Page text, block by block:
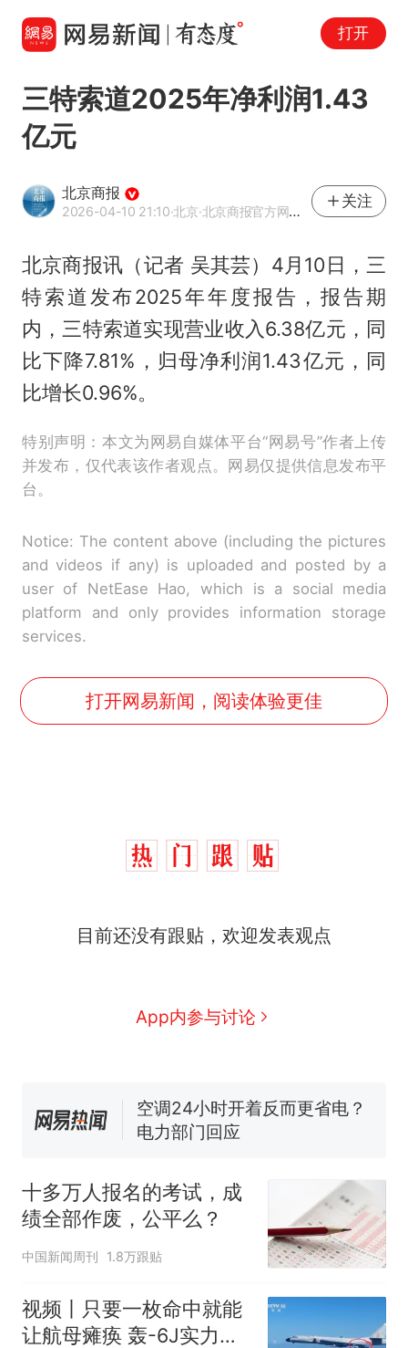
打开
三特索道2025年净利润1.43
亿元
北京商报
2026-04-10 21:10·北京·北京商报官方网易号
关注
北京商报讯（记者 吴其芸）4月10日，三
特索道发布2025年年度报告，报告期
内，三特索道实现营业收入6.38亿元，同
比下降7.81%，归母净利润1.43亿元，同
比增长0.96%。
特别声明：本文为网易自媒体平台“网易号”作者上传
并发布，仅代表该作者观点。网易仅提供信息发布平
台。
Notice: The content above (including the pictures
and videos if any) is uploaded and posted by a
user of NetEase Hao, which is a social media
platform and only provides information storage
services.
打开网易新闻，阅读体验更佳
目前还没有跟贴，欢迎发表观点
App内参与讨论
全部作废，公平么？
国大使骑行绕了几乎整个国境
线一圈，还曾两次到中国寻根
搬家报价570元，搬到楼下交
5060元才肯搬上楼！女子傻眼
空调24小时开着反而更省电？
电力部门回应
的抢着买
热
十多万人报名的考试，成绩
全部作废，公平么？
十多万人报名的考试，成
绩全部作废，公平么？
中国新闻周刊 1.8万跟贴
视频丨只要一枚命中就能
让航母瘫痪 轰-6J实力有